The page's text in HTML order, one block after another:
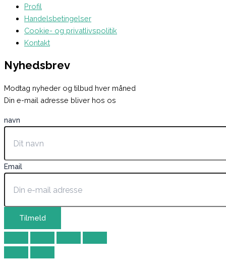
Profil
Handelsbetingelser
Cookie- og privatlivspolitik
Kontakt
Nyhedsbrev
Modtag nyheder og tilbud hver måned
Din e-mail adresse bliver hos os
navn
Email
Tilmeld